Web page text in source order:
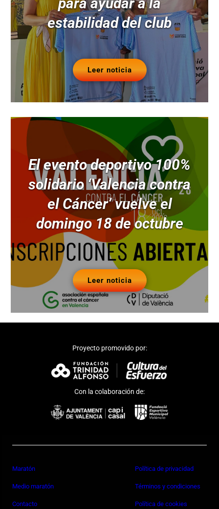
estabilidad del club
Leer noticia
El evento deportivo 100%
solidario ‘Valencia contra
el Cáncer’ vuelve el
domingo 18 de octubre
Leer noticia
Proyecto promovido por:
Con la colaboración de:
Maratón
Medio maratón
Contacto
Política de privacidad
Términos y condiciones
Política de cookies